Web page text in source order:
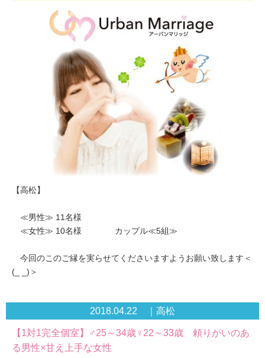
【高松】
≪男性≫ 11名様
≪女性≫ 10名様 カップル≪5組≫
今回のこのご縁を実らせてくださいますようお願い致します＜
(_ _)＞
2018.04.22 ｜高松
【1対1完全個室】♂25～34歳♀22～33歳 頼りがいのあ
る男性×甘え上手な女性